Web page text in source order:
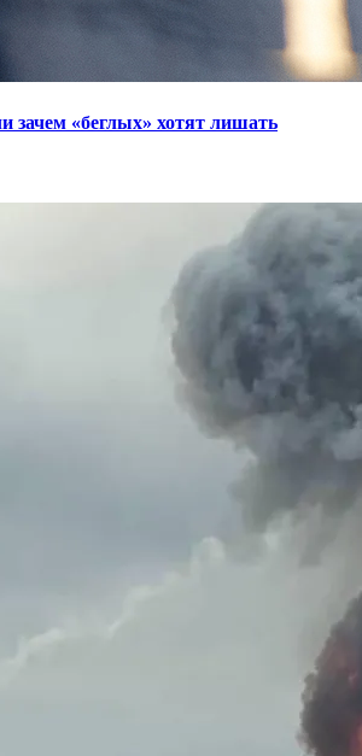
зачем «беглых» хотят лишать